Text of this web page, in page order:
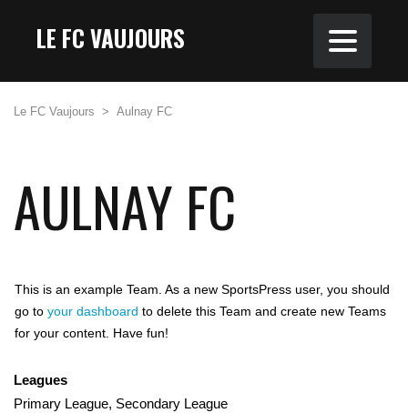
LE FC VAUJOURS
Le FC Vaujours > Aulnay FC
AULNAY FC
This is an example Team. As a new SportsPress user, you should
go to your dashboard to delete this Team and create new Teams
for your content. Have fun!
Leagues
Primary League, Secondary League